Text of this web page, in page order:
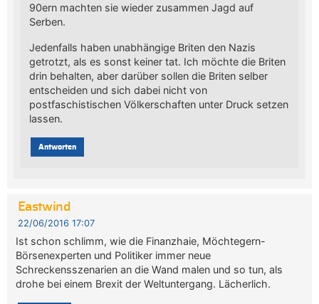
90ern machten sie wieder zusammen Jagd auf
Serben.
Jedenfalls haben unabhängige Briten den Nazis
getrotzt, als es sonst keiner tat. Ich möchte die Briten
drin behalten, aber darüber sollen die Briten selber
entscheiden und sich dabei nicht von
postfaschistischen Völkerschaften unter Druck setzen
lassen.
Antworten
Eastwind
22/06/2016 17:07
Ist schon schlimm, wie die Finanzhaie, Möchtegern-
Börsenexperten und Politiker immer neue
Schreckensszenarien an die Wand malen und so tun, als
drohe bei einem Brexit der Weltuntergang. Lächerlich.